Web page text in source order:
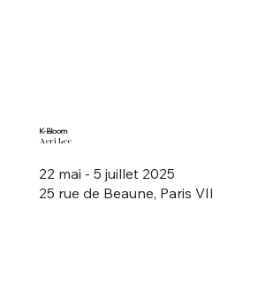
K-Bloom
Aeri Lee
22 mai - 5 juillet 2025
25 rue de Beaune, Paris VII